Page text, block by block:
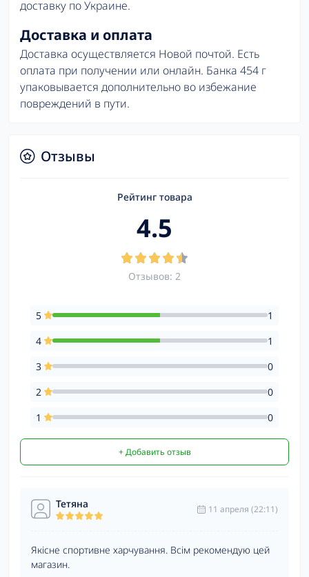
доставку по Украине.
Доставка и оплата
Доставка осуществляется Новой почтой. Есть
оплата при получении или онлайн. Банка 454 г
упаковывается дополнительно во избежание
повреждений в пути.
Отзывы
Рейтинг товара
4.5
Отзывов: 2
5
1
4
1
3
0
2
0
1
0
+ Добавить отзыв
Тетяна 11 апреля (22:11)
Якісне спортивне харчування. Всім рекомендую цей
магазин.